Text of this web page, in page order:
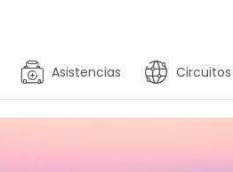
Asistencias Circuitos